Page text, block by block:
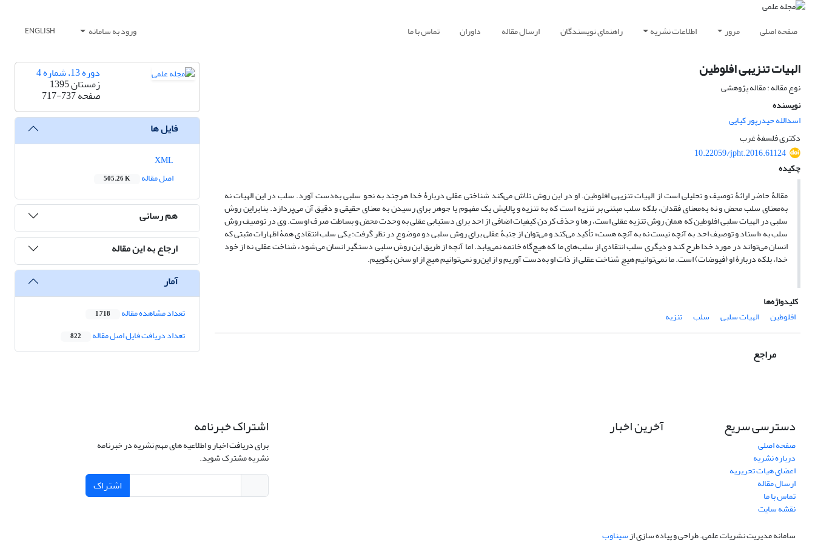
صفحه اصلی مرور اطلاعات نشریه راهنمای نویسندگان ارسال مقاله داوران تماس با ما ورود به سامانه ENGLISH
الهیات تنزیهی افلوطین
نوع مقاله : مقاله پژوهشی
نویسنده
اسدالله حیدرپور کیایی
دکتری فلسفۀ غرب
10.22059/jpht.2016.61124
چکیده
مقالۀ حاضر ارائۀ توصیف و تحلیلی است از الهیات تنزیهی افلوطین. او در این روش تلاش می‌کند شناختی عقلی دربارۀ خدا هرچند به نحو سلبی به‌دست آورد. سلب در این الهیات نه
به‌معنای سلب محض و نه به‌معنای فقدان، بلکه سلب مبتنی بر تنزیه است که به تنزیه و پالایش یک مفهوم یا جوهر برای رسیدن به معنای حقیقی و دقیق آن می‌پردازد. بنابراین روش
سلبی در الهیات سلبی افلوطین که همان روش تنزیه عقلی است، رها و حذف کردن کیفیات اضافی از احد برای دستیابی عقلی به وحدت محض و بساطت صرف اوست. وی در توصیف روش
سلب به «اسناد و توصیف احد به آنچه نیست نه به آنچه هست» تأکید می‌کند و می‌توان از جنبۀ عقلی برای روش سلبی دو موضوع در نظر گرفت: یکی سلب انتقادی همۀ اظهارات مثبتی که
انسان می‌تواند در مورد خدا طرح کند و دیگری سلب انتقادی از سلب‌های ما که هیچ‌گاه خاتمه نمی‌یابد. اما آنچه از طریق این روش سلبی دستگیر انسان می‌شود، شناخت عقلی نه از خود
خدا، بلکه دربارۀ او (فیوضات) است. ما نمی‌توانیم هیچ شناخت عقلی از ذات او به‌دست آوریم و از این‌رو نمی‌توانیم هیچ از او سخن بگوییم.
کلیدواژه‌ها
افلوطین
الهیات سلبی سلب تنزیه
مراجع
دوره 13، شماره 4
زمستان 1395
صفحه717-737
فایل ها
اصل مقاله
505.26 K
هم رسانی
ارجاع به این مقاله
آمار
تعداد مشاهده مقاله 1,718
تعداد دریافت فایل اصل مقاله 822
دسترسی سریع
صفحه اصلی
درباره نشریه
اعضای هیات تحریریه
ارسال مقاله
تماس با ما
نقشه سایت
آخرین اخبار اشتراک خبرنامه
برای دریافت اخبار و اطلاعیه های مهم نشریه در خبرنامه
نشریه مشترک شوید.
اشتراک
سامانه مدیریت نشریات علمی.طراحی و پیاده سازی ازسیناوب